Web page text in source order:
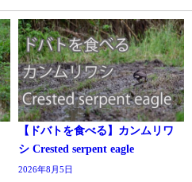
【ドバトを食べる】カンムリワ
シ Crested serpent eagle
2026年8月5日